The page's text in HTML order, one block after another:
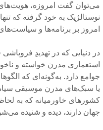
می‌توان گفت امروزه،
نوستالژیک به خود گرفته که
امروز بر برنامه‌ها و
در دنیایی که در تهدیدِ
استعماری مدرن خواسته و
جوامع دارد. به‌گونه‌ای که
یا سبک‌های مدرن موسیقی
کشورهای خاورمیانه که به
جهان دارند، دیده و شنیده